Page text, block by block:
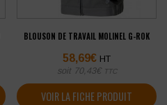
BLOUSON DE TRAVAIL MOLINEL G-ROK
58,69€ HT
soit 70,43€ TTC
VOIR LA FICHE PRODUIT